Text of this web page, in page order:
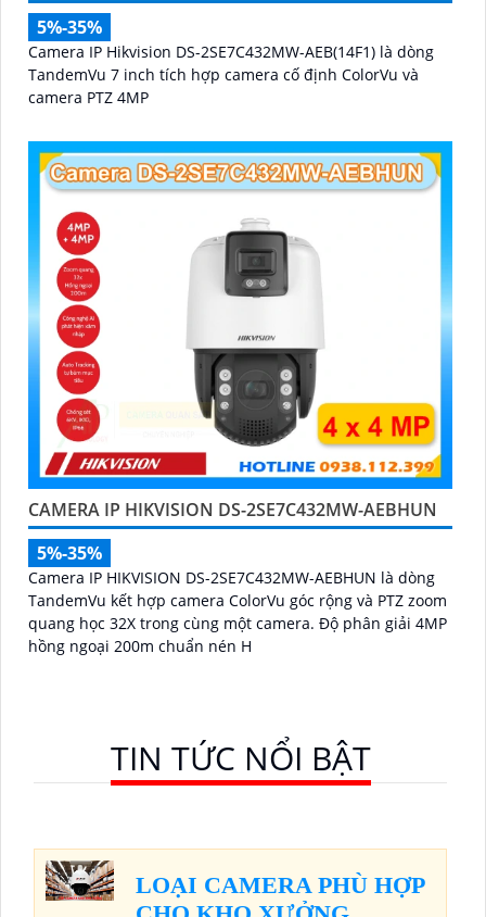
5%-35%
Camera IP Hikvision DS-2SE7C432MW-AEB(14F1) là dòng
TandemVu 7 inch tích hợp camera cố định ColorVu và
camera PTZ 4MP
CAMERA IP HIKVISION DS-2SE7C432MW-AEBHUN
5%-35%
Camera IP HIKVISION DS-2SE7C432MW-AEBHUN là dòng
TandemVu kết hợp camera ColorVu góc rộng và PTZ zoom
quang học 32X trong cùng một camera. Độ phân giải 4MP
hồng ngoại 200m chuẩn nén H
TIN TỨC NỔI BẬT
LOẠI CAMERA PHÙ HỢP